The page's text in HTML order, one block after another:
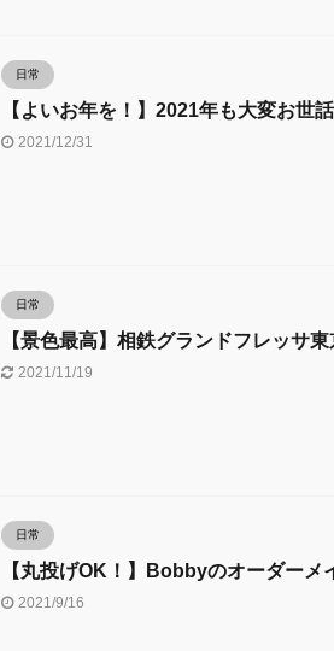
日常
【よいお年を！】2021年も大変お世
2021/12/31
日常
【景色最高】相鉄グランドフレッサ
2021/11/19
日常
【丸投げOK！】Bobbyのオーダー
2021/9/16